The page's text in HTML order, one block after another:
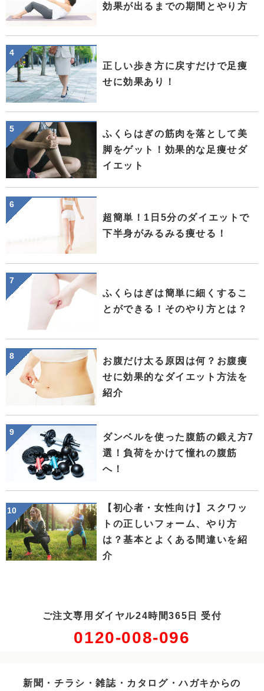
効果が出るまでの期間とやり方
正しい歩き方に戻すだけで足痩
せに効果あり！
ふくらはぎの筋肉を落として美
脚をゲット！効果的な足痩せダ
イエット
超簡単！1日5分のダイエットで
下半身がみるみる痩せる！
ふくらはぎは簡単に細くするこ
とができる！そのやり方とは？
お腹だけ太る原因は何？お腹痩
せに効果的なダイエット方法を
紹介
ダンベルを使った腹筋の鍛え方7
選！負荷をかけて憧れの腹筋
へ！
【初心者・女性向け】スクワッ
トの正しいフォーム、やり方
は？基本とよくある間違いを紹
介
ご注文専用ダイヤル24時間365日 受付
0120-008-096
新聞・チラシ・雑誌・カタログ・ハガキからの